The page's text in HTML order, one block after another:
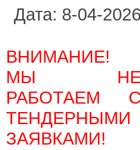
Дата: 8-04-2026
ВНИМАНИЕ!
МЫ
РАБОТАЕМ С
ТЕНДЕРНЫМИ
ЗАЯВКАМИ!